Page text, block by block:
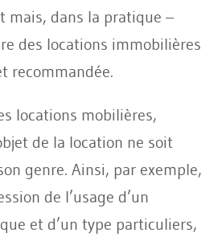
mais, dans la pratique –
des locations immobilières
recommandée.
locations mobilières,
de la location ne soit
genre. Ainsi, par exemple,
de l’usage d’un
et d’un type particuliers,